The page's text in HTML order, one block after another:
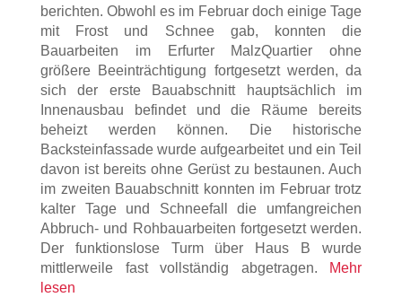
berichten. Obwohl es im Februar doch einige Tage
mit Frost und Schnee gab, konnten die
Bauarbeiten im Erfurter MalzQuartier ohne
größere Beeinträchtigung fortgesetzt werden, da
sich der erste Bauabschnitt hauptsächlich im
Innenausbau befindet und die Räume bereits
beheizt werden können. Die historische
Backsteinfassade wurde aufgearbeitet und ein Teil
davon ist bereits ohne Gerüst zu bestaunen. Auch
im zweiten Bauabschnitt konnten im Februar trotz
kalter Tage und Schneefall die umfangreichen
Abbruch- und Rohbauarbeiten fortgesetzt werden.
Der funktionslose Turm über Haus B wurde
mittlerweile fast vollständig abgetragen.
Mehr
lesen